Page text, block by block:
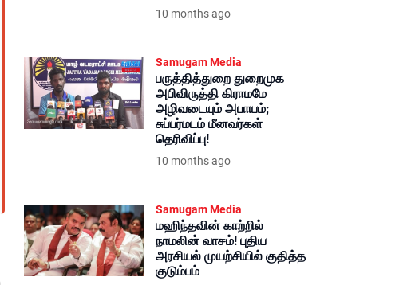
10 months ago
Samugam Media
பருத்தித்துறை துறைமுக
அபிவிருத்தி கிராமமே
அழிவடையும் அபாயம்;
சுப்பர்மடம் மீனவர்கள்
தெரிவிப்பு!
10 months ago
Samugam Media
மஹிந்தவின் காற்றில்
நாமலின் வாசம்! புதிய
அரசியல் முயற்சியில் குதித்த
குடும்பம்